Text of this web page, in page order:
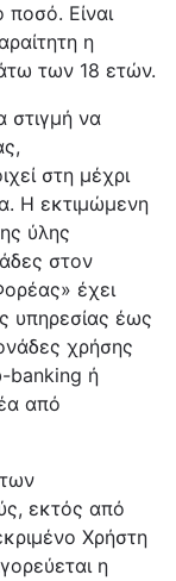
Είναι
η
των 18 ετών.
στιγμή να
στη μέχρι
Η εκτιμώμενη
ύλης
στον
έχει
υπηρεσίας έως
χρήσης
banking ή
από
εκτός από
Χρήστη
η